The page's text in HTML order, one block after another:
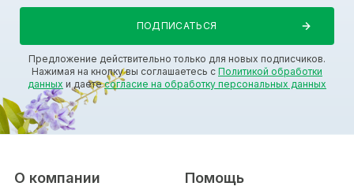
Предложение действительно только для новых подписчиков.
Нажимая на кнопку вы соглашаетесь с Политикой обработки
данных и даетесогласие на обработку персональных данных
О компании Помощь